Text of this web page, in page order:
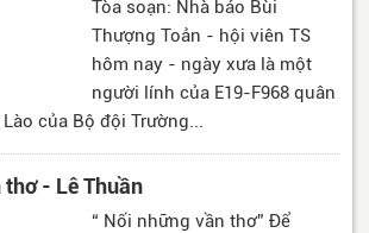
Tòa soạn: Nhà báo Bùi
Thượng Toản - hội viên TS
hôm nay - ngày xưa là một
người lính của E19-F968 quân
của Bộ đội Trường...
- Lê Thuần
“ Nối những vần thơ” Để